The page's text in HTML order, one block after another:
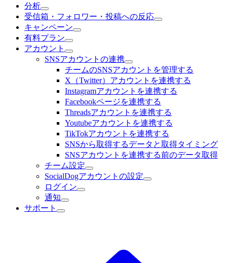
分析
受信箱・フォロワー・投稿への反応
キャンペーン
有料プラン
アカウント
SNSアカウントの連携
チームのSNSアカウントを管理する
X（Twitter）アカウントを連携する
Instagramアカウントを連携する
Facebookページを連携する
Threadsアカウントを連携する
Youtubeアカウントを連携する
TikTokアカウントを連携する
SNSから取得するデータと取得タイミング
SNSアカウントを連携する前のデータ取得
チーム設定
SocialDogアカウントの設定
ログイン
通知
サポート